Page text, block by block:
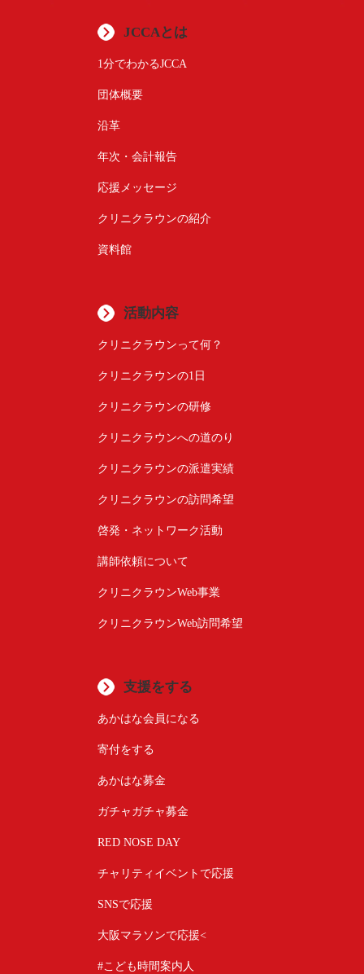
JCCAとは
1分でわかるJCCA
団体概要
沿革
年次・会計報告
応援メッセージ
クリニクラウンの紹介
資料館
活動内容
クリニクラウンって何？
クリニクラウンの1日
クリニクラウンの研修
クリニクラウンへの道のり
クリニクラウンの派遣実績
クリニクラウンの訪問希望
啓発・ネットワーク活動
講師依頼について
クリニクラウンWeb事業
クリニクラウンWeb訪問希望
支援をする
あかはな会員になる
寄付をする
あかはな募金
ガチャガチャ募金
RED NOSE DAY
チャリティイベントで応援
SNSで応援
大阪マラソンで応援<
#こども時間案内人